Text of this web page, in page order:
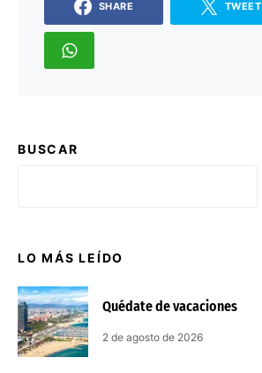
SHARE TWEET
BUSCAR
LO MÁS LEÍDO
Quédate de vacaciones
2 de agosto de 2026